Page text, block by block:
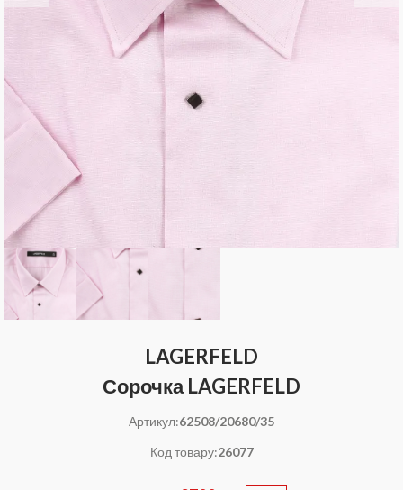
LAGERFELD
Сорочка LAGERFELD
Артикул:62508/20680/35
Код товару:26077